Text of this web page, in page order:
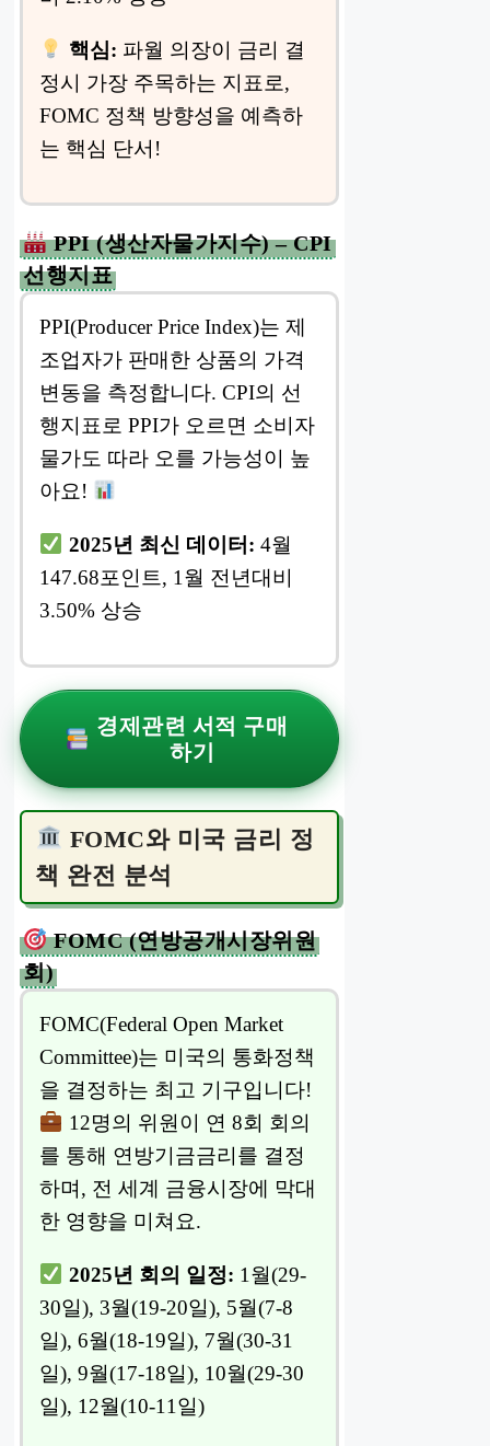
핵심: 파월 의장이 금리 결
정시 가장 주목하는 지표로,
FOMC 정책 방향성을 예측하
는 핵심 단서!
PPI (생산자물가지수) – CPI
선행지표
PPI(Producer Price Index)는 제
조업자가 판매한 상품의 가격
변동을 측정합니다. CPI의 선
행지표로 PPI가 오르면 소비자
물가도 따라 오를 가능성이 높
아요!
2025년 최신 데이터: 4월
147.68포인트, 1월 전년대비
3.50% 상승
경제관련 서적 구매
하기
FOMC와 미국 금리 정
책 완전 분석
FOMC (연방공개시장위원
회)
FOMC(Federal Open Market
Committee)는 미국의 통화정책
을 결정하는 최고 기구입니다!
12명의 위원이 연 8회 회의
를 통해 연방기금금리를 결정
하며, 전 세계 금융시장에 막대
한 영향을 미쳐요.
2025년 회의 일정: 1월(29-
30일), 3월(19-20일), 5월(7-8
일), 6월(18-19일), 7월(30-31
일), 9월(17-18일), 10월(29-30
일), 12월(10-11일)